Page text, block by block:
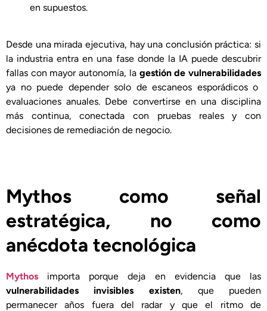
en supuestos.
Desde una mirada ejecutiva, hay una conclusión práctica: si
la industria entra en una fase donde la IA puede descubrir
fallas con mayor autonomía, la gestión de vulnerabilidades
ya no puede depender solo de escaneos esporádicos o
evaluaciones anuales. Debe convertirse en una disciplina
más continua, conectada con pruebas reales y con
decisiones de remediación de negocio.
Mythos como señal
estratégica, no como
anécdota tecnológica
Mythos importa porque deja en evidencia que las
vulnerabilidades invisibles existen, que pueden
permanecer años fuera del radar y que el ritmo de